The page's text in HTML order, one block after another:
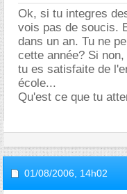
Ok, si tu integres
vois pas de soucis.
dans un an. Tu ne
cette année? Si
tu es satisfaite de
école...
Qu'est ce que tu
01/08/2006, 14h02